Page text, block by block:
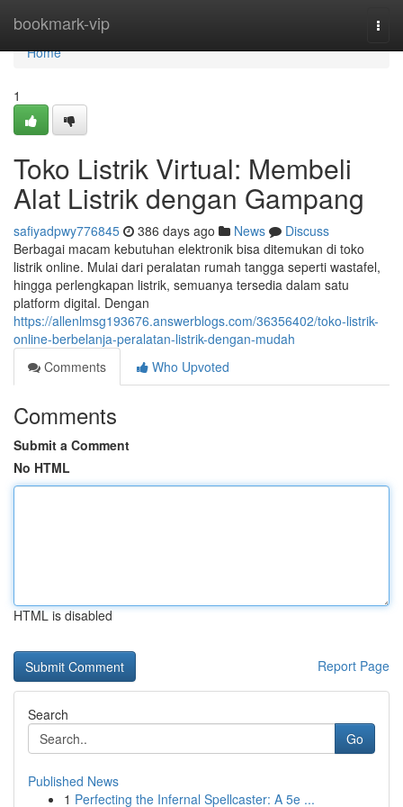
bookmark-vip
Home
Home
1
Toko Listrik Virtual: Membeli
Alat Listrik dengan Gampang
safiyadpwy776845 386 days ago News
Discuss
Berbagai macam kebutuhan elektronik bisa ditemukan di toko
listrik online. Mulai dari peralatan rumah tangga seperti wastafel,
hingga perlengkapan listrik, semuanya tersedia dalam satu
platform digital. Dengan
https://allenlmsg193676.answerblogs.com/36356402/toko-listrik-
online-berbelanja-peralatan-listrik-dengan-mudah
Comments
Who Upvoted
Comments
Submit a Comment
No HTML
HTML is disabled
Report Page
Search
Go
Published News
1 Perfecting the Infernal Spellcaster: A 5e ...